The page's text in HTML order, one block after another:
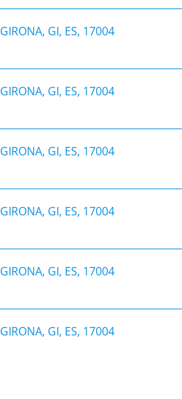
GIRONA, GI, ES, 17004
GIRONA, GI, ES, 17004
GIRONA, GI, ES, 17004
GIRONA, GI, ES, 17004
GIRONA, GI, ES, 17004
GIRONA, GI, ES, 17004